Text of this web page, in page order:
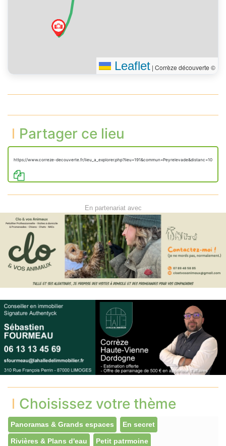
Leaflet | Corrèze découverte ©
Partager ce lieu
https://www.correze-decouverte.fr/lieu_a_explorer.php?lieu=191&commun=Peyrelevade&distanc=10
En partenariat avec
Choisissez votre thème
Panoramas & Grands espaces En secret
Rivières & Plans d'eau Petit patrmoine